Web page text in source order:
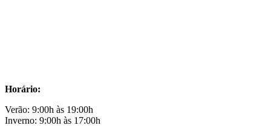
Horário:
Verão: 9:00h às 19:00h
Inverno: 9:00h às 17:00h